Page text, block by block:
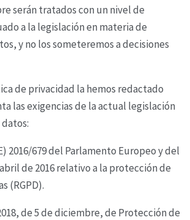
serán tratados con un nivel de
a la legislación en materiade
y no los someteremos a decisiones
de privacidad la hemos redactado
las exigencias de laactual legislación
2016/679 del Parlamento Europeo y del
de 2016 relativoa la protección de
(RGPD).
de 5 de diciembre, de Protección de